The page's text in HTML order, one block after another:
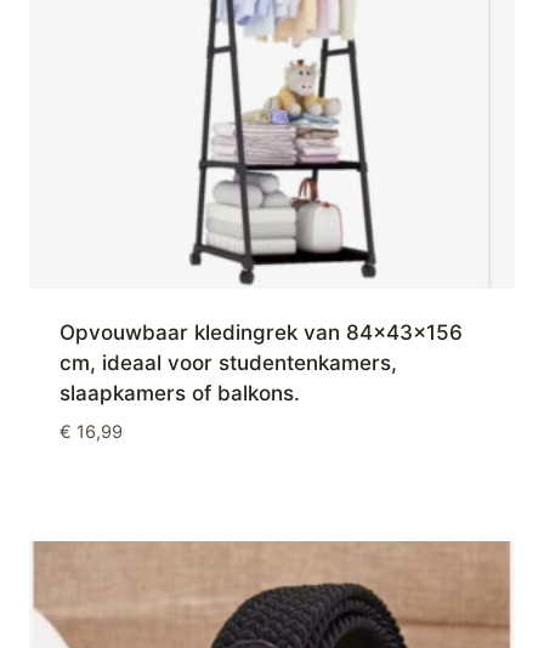
Opvouwbaar kledingrek van 84×43×156
cm, ideaal voor studentenkamers,
slaapkamers of balkons.
€ 16,99